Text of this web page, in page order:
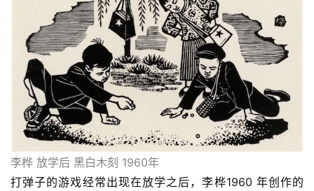
李桦 放学后 黑白木刻 1960年
打弹子的游戏经常出现在放学之后，李桦1960 年创作的